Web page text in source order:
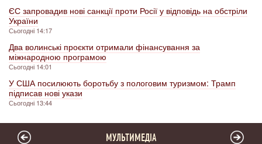
ЄС запровадив нові санкції проти Росії у відповідь на обстріли
України
Сьогодні 14:17
Два волинські проєкти отримали фінансування за
міжнародною програмою
Сьогодні 14:01
У США посилюють боротьбу з пологовим туризмом: Трамп
підписав нові укази
Сьогодні 13:44
МУЛЬТИМЕДІА